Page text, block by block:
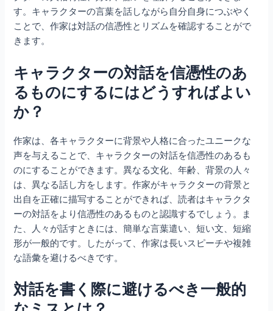
す。キャラクターの言葉を話しながら自分自身につぶやく
ことで、作家は対話の信憑性とリズムを確認することがで
きます。
キャラクターの対話を信憑性のあ
るものにするにはどうすればよい
か？
作家は、各キャラクターに背景や人格に合ったユニークな
声を与えることで、キャラクターの対話を信憑性のあるも
のにすることができます。異なる文化、年齢、背景の人々
は、異なる話し方をします。作家がキャラクターの背景と
出自を正確に描写することができれば、読者はキャラクタ
ーの対話をより信憑性のあるものと認識するでしょう。ま
た、人々が話すときには、簡単な言葉遣い、短い文、短縮
形が一般的です。したがって、作家は長いスピーチや複雑
な語彙を避けるべきです。
対話を書く際に避けるべき一般的